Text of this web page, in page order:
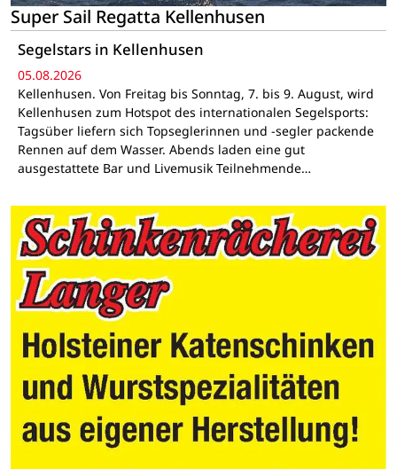
Super Sail Regatta Kellenhusen
Segelstars in Kellenhusen
05.08.2026
Kellenhusen. Von Freitag bis Sonntag, 7. bis 9. August, wird
Kellenhusen zum Hotspot des internationalen Segelsports:
Tagsüber liefern sich Topseglerinnen und -segler packende
Rennen auf dem Wasser. Abends laden eine gut
ausgestattete Bar und Livemusik Teilnehmende…